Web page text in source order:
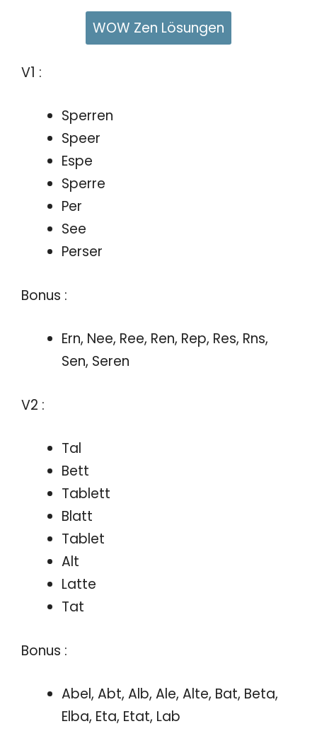
WOW Zen Lösungen
V1 :
Sperren
Speer
Espe
Sperre
Per
See
Perser
Bonus :
Ern, Nee, Ree, Ren, Rep, Res, Rns,
Sen, Seren
V2 :
Tal
Bett
Tablett
Blatt
Tablet
Alt
Latte
Tat
Bonus :
Abel, Abt, Alb, Ale, Alte, Bat, Beta,
Elba, Eta, Etat, Lab